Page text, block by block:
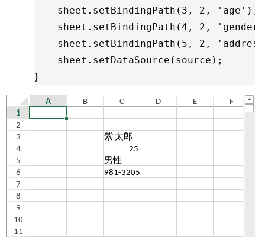
    sheet.setBindingPath(3, 2, 'age');
sheet.setBindingPath(4, 2,
sheet.setBindingPath(5, 2,
    sheet.setDataSource(source);
}